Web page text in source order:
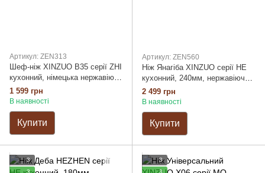
Артикул: ZEN313
Шеф-ніж XINZUO B35 серії ZHI
кухонний, німецька нержавіюча
сталь 1.4116, 56-58HRC,
червоне сандалове дерево
1 599 грн
В наявності
Купити
Артикул: ZEN560
Ніж Янагіба XINZUO серії HE
кухонний, 240мм, нержавіюча
сталь 7Cr17MoV, 58±2HRC,
ебенове дерево (ZEN560)
2 499 грн
В наявності
Купити
3
3
3
3